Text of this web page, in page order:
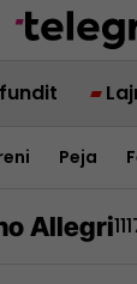
Peja
Allegri